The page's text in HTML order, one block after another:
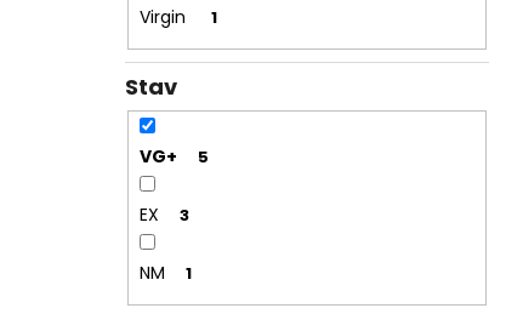
Virgin 1
Stav
VG+ 5
EX 3
NM 1